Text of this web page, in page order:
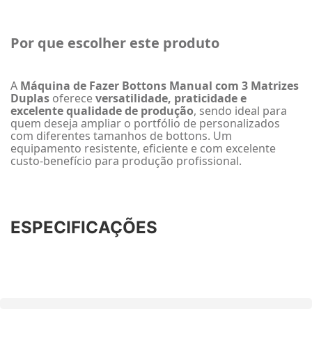
Por que escolher este produto
A Máquina de Fazer Bottons Manual com 3 Matrizes
Duplas ofereceversatilidade, praticidade e
excelente qualidade de produção, sendo ideal para
quem deseja ampliar o portfólio de personalizados
com diferentes tamanhos de bottons. Um
equipamento resistente, eficiente e com excelente
custo-benefício para produção profissional.
ESPECIFICAÇÕES